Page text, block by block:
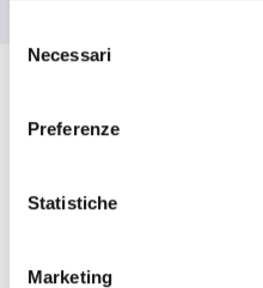
delNecessari
Preferenze
Statistiche
Marketing